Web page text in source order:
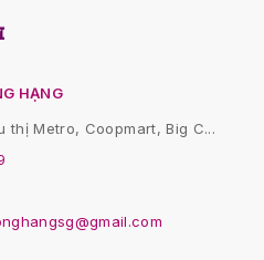
HẠNG
thị Metro, Coopmart, Big C...